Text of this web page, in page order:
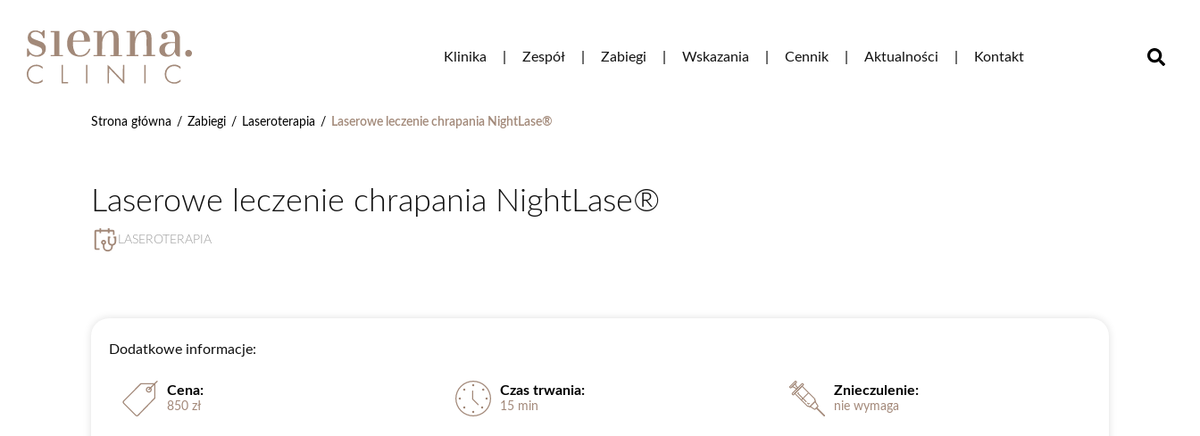
Klinika Zespół Zabiegi Wskazania Cennik Aktualności Kontakt
Strona główna / Zabiegi / Laseroterapia / Laserowe leczenie chrapania NightLase®
Laserowe leczenie chrapania NightLase®
LASEROTERAPIA
Dodatkowe informacje:
Cena:
850 zł
Czas trwania:
15 min
Znieczulenie:
nie wymaga